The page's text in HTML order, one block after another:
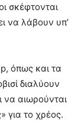
σκέφτονται
να λάβουν υπ’
όπως και τα
διαλύουν
να αιωρούνται
για το χρέος.